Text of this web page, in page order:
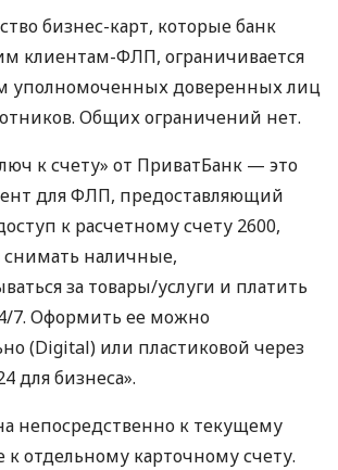
бизнес-карт, которые банк
клиентам-ФЛП, ограничивается
уполномоченных доверенных лиц
Общих ограничений нет.
к счету» от ПриватБанк — это
для ФЛП, предоставляющий
к расчетному счету 2600,
снимать наличные,
за товары/услуги и платить
7. Оформить ее можно
(Digital) или пластиковой через
для бизнеса».
непосредственно к текущему
отдельному карточному счету.